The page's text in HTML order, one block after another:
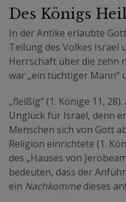
Des Königs
In der Antike erlaubte
Teilung des Volkes Israel
Herrschaft über die zehn
war „ein tüchtiger Mann“
„fleißig“ (1. Könige 11,
Unglück für Israel, denn
Menschen sich von Gott
Religion einrichtete (1.
des „Hauses von
bedeuten, dass der
ein Nachkommedieses